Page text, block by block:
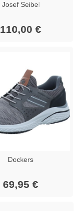
Josef Seibel
110,00 €
Dockers
69,95 €